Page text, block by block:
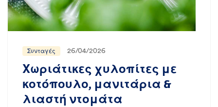
Συνταγές 26/04/2026
Χωριάτικες χυλοπίτες με
κοτόπουλο, μανιτάρια &
λιαστή ντομάτα